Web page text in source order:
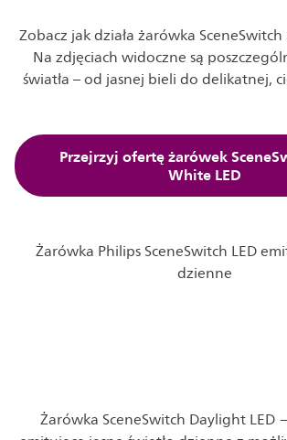
Zobacz jak działa żarówka
Na zdjęciach widoczne są
światła – od jasnej bieli do delikatnej,
Przejrzyj ofertę żarówek
White LED
Żarówka Philips SceneSwitch LED
dzienne
Żarówka SceneSwitch Daylight